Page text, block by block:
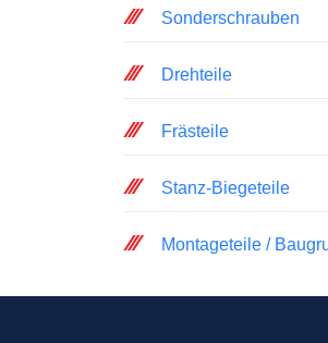
Sonderschrauben
Drehteile
Frästeile
Stanz-Biegeteile
Montageteile /